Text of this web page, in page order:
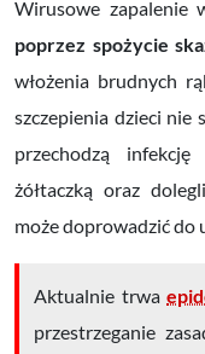
Wirusowe zapalenie
poprzez spożycie
włożenia brudnych
szczepienia dzieci nie
przechodzą
żółtaczką oraz
może doprowadzić do
Aktualnie trwa
przestrzeganie